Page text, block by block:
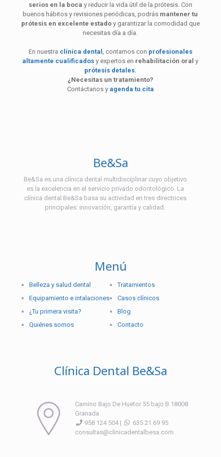
serios en la boca y reducir la vida útil de la prótesis. Con
buenos hábitos y revisiones periódicas, podrás mantener tu
prótesis en excelente estado y garantizar la comodidad que
necesitas día a día.
En nuestra clínica dental , contamos con profesionales
altamente cualificados y expertos en rehabilitación oraly
prótesis detales.
¿Necesitas un tratamiento?
Contáctanos y agenda tu cita
Be&Sa
Be&Sa es una clínica dental multidisciplinar cuyo objetivo
es la excelencia en el servicio privado odontológico. La
clínica dental Be&Sa basa su actividad en tres directrices
principales: innovación, garantía y calidad.
Menú
Belleza y salud dental
Equipamiento e intalaciones
¿Tu primera visita?
Quiénes somos
Tratamientos
Casos clínicos
Blog
Contacto
Clínica Dental Be&Sa
Camino Bajo De Huetor 55 bajo B 18008
Granada
958 124 504 |
635 21 69 95
consultas@clinicadentalbesa.com